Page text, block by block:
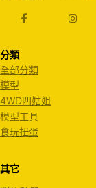
分類
全部分類
模型
4WD四姑姐
模型工具
食玩扭蛋
其它